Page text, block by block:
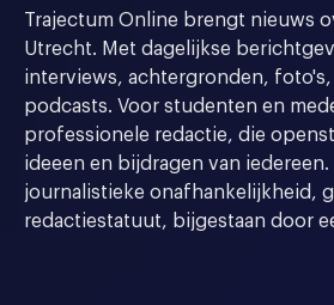
Trajectum Online brengt nieuws
Utrecht. Met dagelijkse
interviews, achtergronden, foto's,
podcasts. Voor studenten en
professionele redactie, die
ideeen en bijdragen van
journalistieke onafhankelijkheid,
redactiestatuut, bijgestaan door